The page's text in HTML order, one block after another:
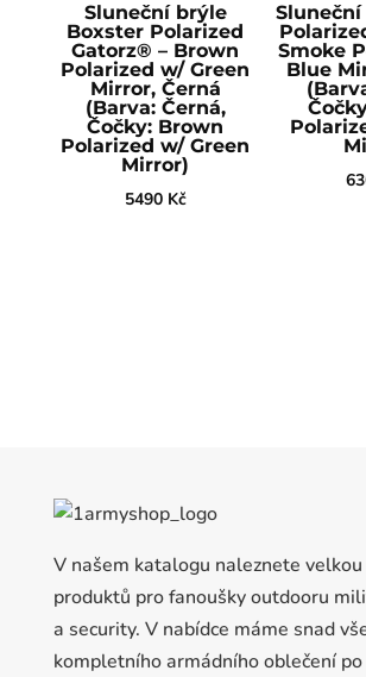
Sluneční brýle
Boxster Polarized
Gatorz® – Brown
Polarized w/ Green
Mirror, Černá
(Barva: Černá,
Čočky: Brown
Polarized w/ Green
Mirror)
5490 Kč
Smoke
Blue
V našem katalogu naleznete
produktů pro fanoušky outdooru
a security. V nabídce máme snad
kompletního armádního oblečení po